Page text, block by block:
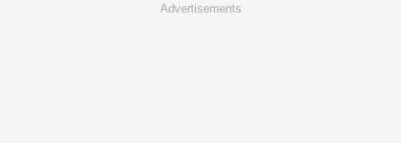
Advertisements